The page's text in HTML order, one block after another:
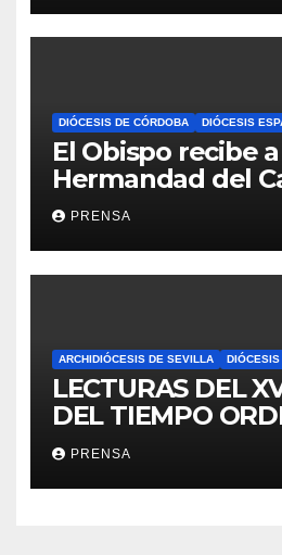
DIÓCESIS DE CÓRDOBA DIÓCESIS
El Obispo recibe
Hermandad del
PRENSA
ARCHIDIÓCESIS DE SEVILLA
LECTURAS DEL
DEL TIEMPO
PRENSA